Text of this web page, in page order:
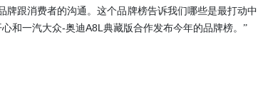
跟消费者的沟通。这个品牌榜告诉我们哪些是最打动中
和一汽大众-奥迪A8L 典藏版合作发布今年的品牌榜。”